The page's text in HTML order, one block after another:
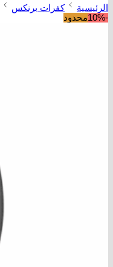
الرئيسية كفرات برنكس
-10%
محدود